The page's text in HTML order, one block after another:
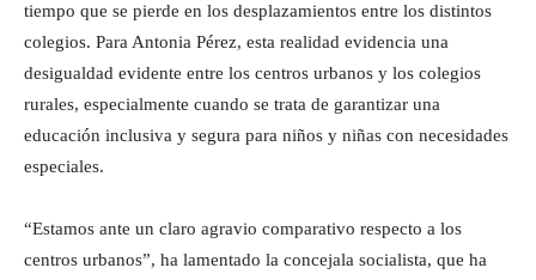
tiempo que se pierde en los desplazamientos entre los distintos
colegios. Para Antonia Pérez, esta realidad evidencia una
desigualdad evidente entre los centros urbanos y los colegios
rurales, especialmente cuando se trata de garantizar una
educación inclusiva y segura para niños y niñas con necesidades
especiales.
“Estamos ante un claro agravio comparativo respecto a los
centros urbanos”, ha lamentado la concejala socialista, que ha